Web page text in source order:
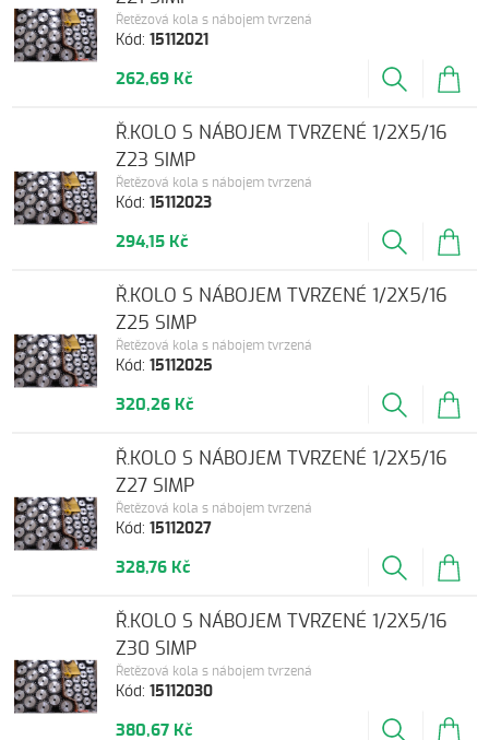
Kód:15112021
Řetězová kola s nábojem tvrzená
262,69 Kč
Kód:15112023
Řetězová kola s nábojem tvrzená
Ř.KOLO S NÁBOJEM TVRZENÉ 1/2X5/16
Z23 SIMP
294,15 Kč
Kód:15112025
Řetězová kola s nábojem tvrzená
Ř.KOLO S NÁBOJEM TVRZENÉ 1/2X5/16
Z25 SIMP
320,26 Kč
Kód:15112027
Řetězová kola s nábojem tvrzená
Ř.KOLO S NÁBOJEM TVRZENÉ 1/2X5/16
Z27 SIMP
328,76 Kč
Kód:15112030
Řetězová kola s nábojem tvrzená
Ř.KOLO S NÁBOJEM TVRZENÉ 1/2X5/16
Z30 SIMP
380,67 Kč